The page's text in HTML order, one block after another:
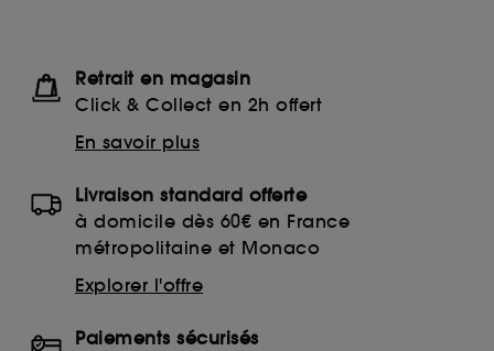
Retrait en magasin
Click & Collect en 2h offert
En savoir plus
Livraison standard offerte
à domicile dès 60€ en France
métropolitaine et Monaco
Explorer l'offre
Paiements sécurisés